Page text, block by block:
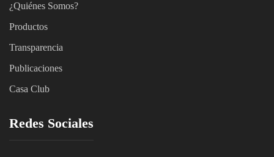
¿Quiénes Somos?
Productos
Transparencia
Publicaciones
Casa Club
Redes Sociales